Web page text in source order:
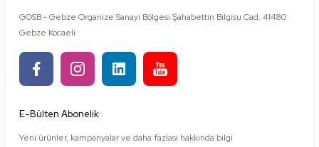
GOSB - Gebze Organize Sanayi Bölgesi Şahabettin Bilgisu Cad. 41480
Gebze Kocaeli
E-Bülten Abonelik
Yeni ürünler, kampanyalar ve daha fazlası hakkında bilgi